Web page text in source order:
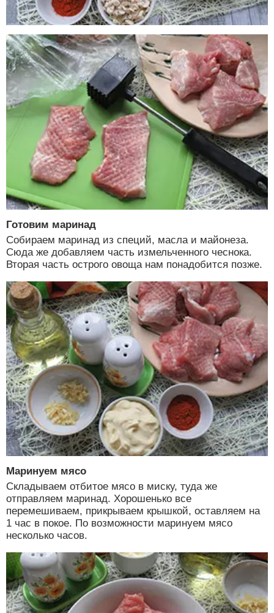
Готовим маринад
Собираем маринад из специй, масла и майонеза.
Сюда же добавляем часть измельченного чеснока.
Вторая часть острого овоща нам понадобится позже.
Маринуем мясо
Складываем отбитое мясо в миску, туда же
отправляем маринад. Хорошенько все
перемешиваем, прикрываем крышкой, оставляем на
1 час в покое. По возможности маринуем мясо
несколько часов.